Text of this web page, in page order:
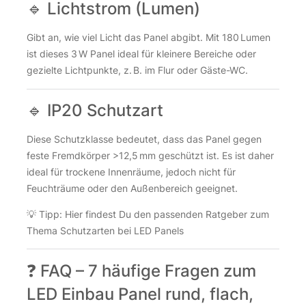
🔹 Lichtstrom (Lumen)
Gibt an, wie viel Licht das Panel abgibt. Mit 180 Lumen
ist dieses 3 W Panel ideal für kleinere Bereiche oder
gezielte Lichtpunkte, z. B. im Flur oder Gäste-WC.
🔹 IP20 Schutzart
Diese Schutzklasse bedeutet, dass das Panel gegen
feste Fremdkörper >12,5 mm geschützt ist. Es ist daher
ideal für trockene Innenräume, jedoch nicht für
Feuchträume oder den Außenbereich geeignet.
💡 Tipp: Hier findest Du den passenden Ratgeber zum
Thema Schutzarten bei LED Panels
❓ FAQ – 7 häufige Fragen zum
LED Einbau Panel rund, flach,